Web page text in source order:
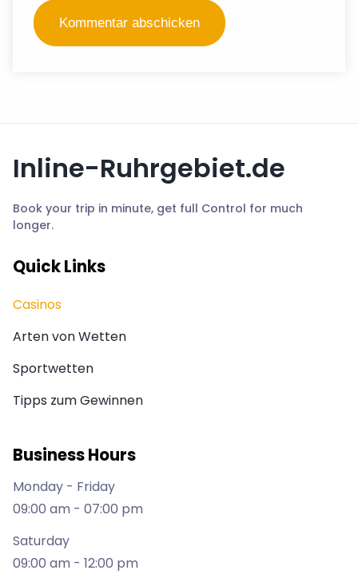
Inline-Ruhrgebiet.de
Book your trip in minute, get full Control for much
longer.
Quick Links
Casinos
Arten von Wetten
Sportwetten
Tipps zum Gewinnen
Business Hours
Monday - Friday
09:00 am - 07:00 pm
Saturday
09:00 am - 12:00 pm